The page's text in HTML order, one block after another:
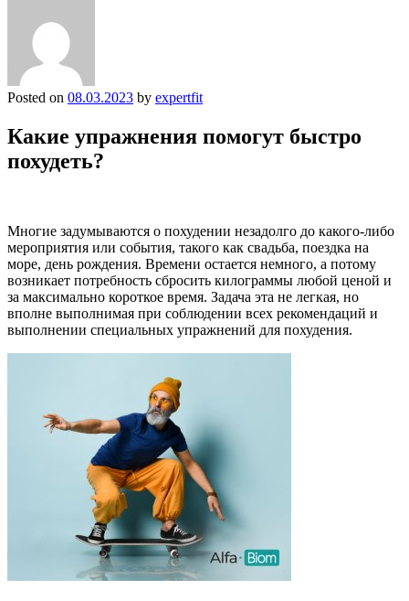
Posted on 08.03.2023 by expertfit
Какие упражнения помогут быстро
похудеть?
Многие задумываются о похудении незадолго до какого-либо
мероприятия или события, такого как свадьба, поездка на
море, день рождения. Времени остается немного, а потому
возникает потребность сбросить килограммы любой ценой и
за максимально короткое время. Задача эта не легкая, но
вполне выполнимая при соблюдении всех рекомендаций и
выполнении специальных упражнений для похудения.